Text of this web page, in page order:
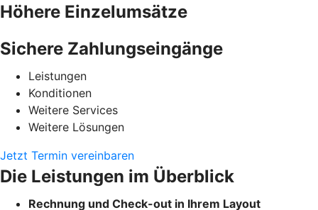
Höhere Einzelumsätze
Sichere Zahlungseingänge
Leistungen
Konditionen
Weitere Services
Weitere Lösungen
Jetzt Termin vereinbaren
Die Leistungen im Überblick
Rechnung und Check-out in Ihrem Layout